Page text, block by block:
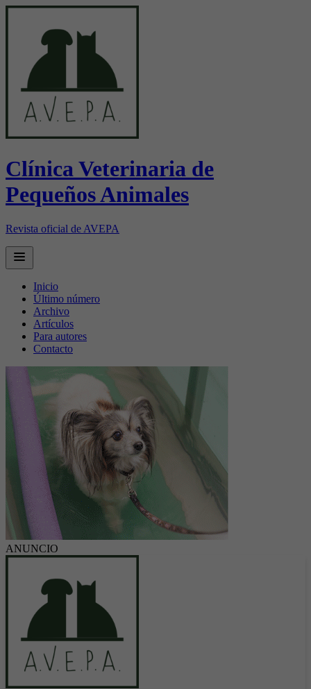
Clínica Veterinaria de
Pequeños Animales
Revista oficial de AVEPA
Open main menu
Inicio
Último número
Archivo
Artículos
Para autores
Contacto
ANUNCIO